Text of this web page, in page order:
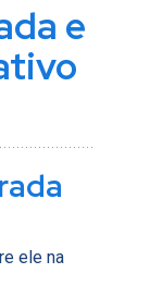
e
ele na